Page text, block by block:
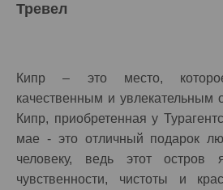
Тревел
Кипр – это место,
качественным и увлекательным
Кипр, приобретенная у
мае - это отличный подарок
человеку, ведь этот остров
чувственности, чистоты и